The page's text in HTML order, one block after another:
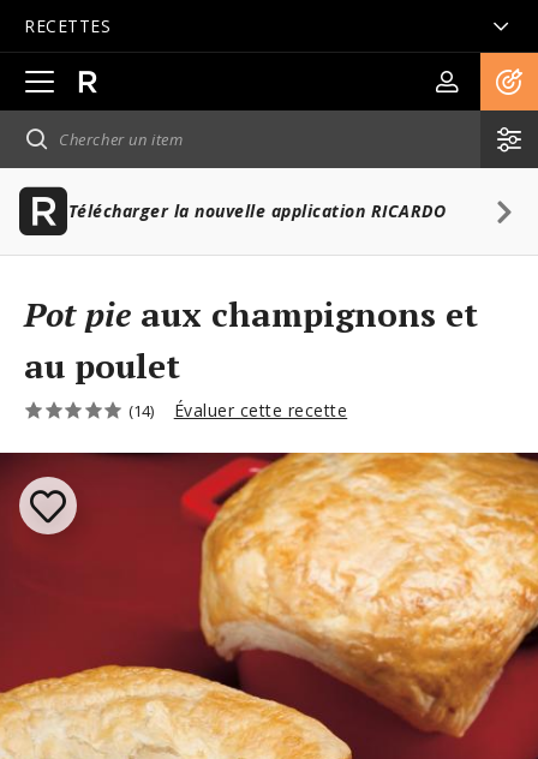
RECETTES
Ouvrir
la
navigation
principale
Télécharger la nouvelle application RICARDO
Pot pie aux champignons et
au poulet
(14) Évaluer cette recette